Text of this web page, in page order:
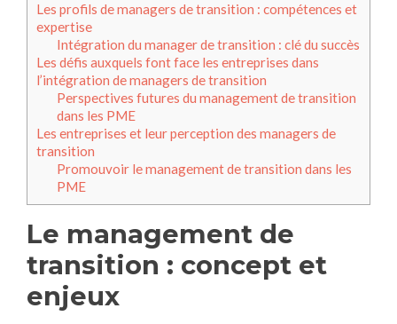
Les profils de managers de transition : compétences et
expertise
Intégration du manager de transition : clé du succès
Les défis auxquels font face les entreprises dans
l’intégration de managers de transition
Perspectives futures du management de transition
dans les PME
Les entreprises et leur perception des managers de
transition
Promouvoir le management de transition dans les
PME
Le management de
transition : concept et
enjeux